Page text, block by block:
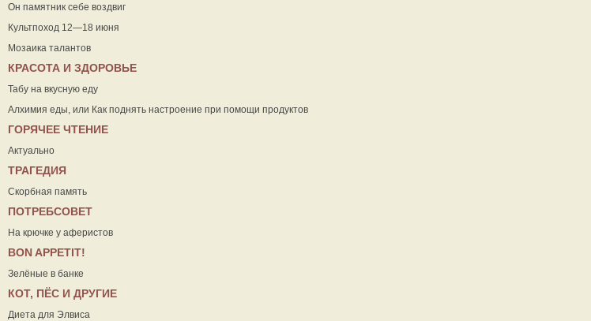
Он памятник себе воздвиг
Культпоход 12—18 июня
Мозаика талантов
КРАСОТА И ЗДОРОВЬЕ
Табу на вкусную еду
Алхимия еды, или Как поднять настроение при помощи продуктов
ГОРЯЧЕЕ ЧТЕНИЕ
Актуально
ТРАГЕДИЯ
Скорбная память
ПОТРЕБСОВЕТ
На крючке у аферистов
ВON APPETIT!
Зелёные в банке
КОТ, ПЁС И ДРУГИЕ
Диета для Элвиса